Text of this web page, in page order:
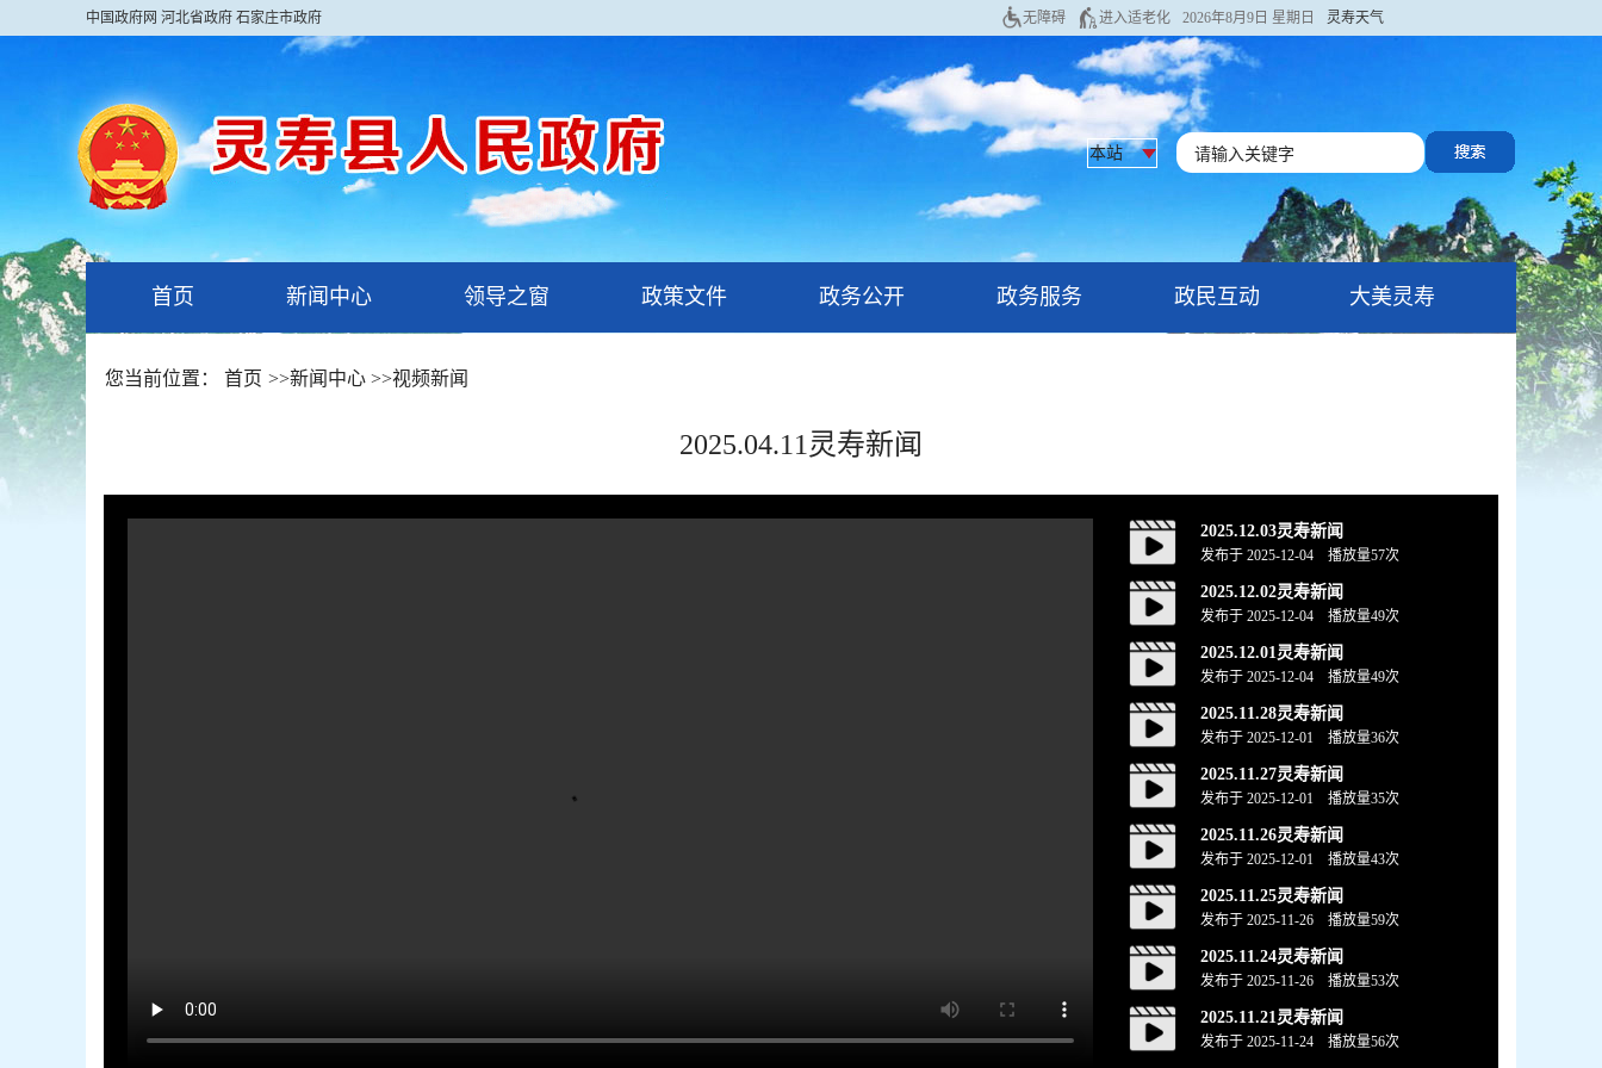
中国政府网 河北省政府 石家庄市政府 灵寿天气
无障碍 进入适老化 2026年8月9日 星期日
首页 新闻中心 领导之窗 政策文件 政务公开 政务服务 政民互动 大美灵寿
您当前位置： 首页 >>新闻中心 >>视频新闻
2025.04.11灵寿新闻
2025.12.03灵寿新闻
发布于 2025-12-04 播放量57次
2025.12.02灵寿新闻
发布于 2025-12-04 播放量49次
2025.12.01灵寿新闻
发布于 2025-12-04 播放量49次
2025.11.28灵寿新闻
发布于 2025-12-01 播放量36次
2025.11.27灵寿新闻
发布于 2025-12-01 播放量35次
2025.11.26灵寿新闻
发布于 2025-12-01 播放量43次
2025.11.25灵寿新闻
发布于 2025-11-26 播放量59次
2025.11.24灵寿新闻
发布于 2025-11-26 播放量53次
2025.11.21灵寿新闻
发布于 2025-11-24 播放量56次